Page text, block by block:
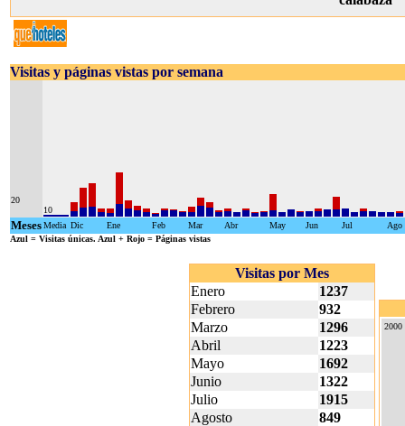
Visitas y páginas vistas por semana
20
10
MesesMedia Dic Ene Feb Mar Abr May Jun Jul
Ago
Azul = Visitas únicas. Azul + Rojo = Páginas vistas
Visitas por Mes
Enero
1237
Febrero
932
Marzo
1296
Abril
1223
Mayo
1692
Junio
1322
Julio
1915
Agosto
849
2000